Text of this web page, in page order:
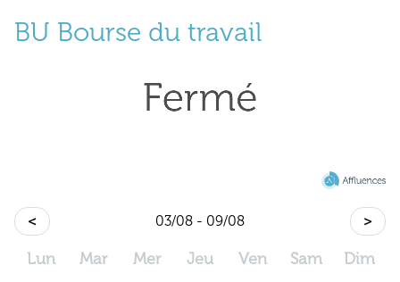
BU Bourse du travail
>
< 03/08 - 09/08
Lun Mar Mer Jeu Ven Sam Dim